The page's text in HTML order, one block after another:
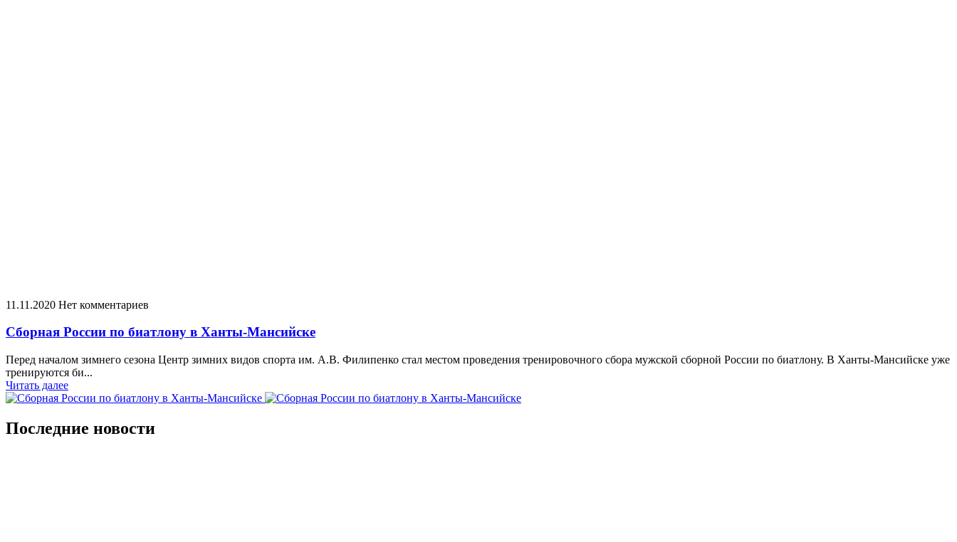
11.11.2020 Нет комментариев
Сборная России по биатлону в Ханты-Мансийске
Перед началом зимнего сезона Центр зимних видов спорта им. А.В. Филипенко стал местом проведения тренировочного сбора мужской сборной России по биатлону. В Ханты-Мансийске уже
тренируются би...
Читать далее
Последние новости